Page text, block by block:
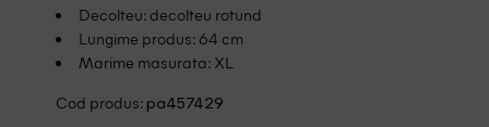
Decolteu: decolteu rotund
Lungime produs: 64 cm
Marime masurata: XL
Cod produs: pa457429